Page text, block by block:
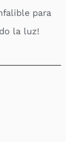
para
la luz!